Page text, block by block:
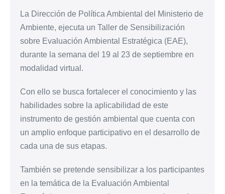
La Dirección de Política Ambiental del Ministerio de
Ambiente, ejecuta un Taller de Sensibilización
sobre Evaluación Ambiental Estratégica (EAE),
durante la semana del 19 al 23 de septiembre en
modalidad virtual.
Con ello se busca fortalecer el conocimiento y las
habilidades sobre la aplicabilidad de este
instrumento de gestión ambiental que cuenta con
un amplio enfoque participativo en el desarrollo de
cada una de sus etapas.
También se pretende sensibilizar a los participantes
en la temática de la Evaluación Ambiental